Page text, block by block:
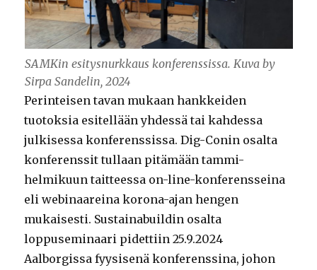
SAMKin esitysnurkkaus konferenssissa. Kuva by
Sirpa Sandelin, 2024
Perinteisen tavan mukaan hankkeiden
tuotoksia esitellään yhdessä tai kahdessa
julkisessa konferenssissa. Dig-Conin osalta
konferenssit tullaan pitämään tammi-
helmikuun taitteessa on-line-konferensseina
eli webinaareina korona-ajan hengen
mukaisesti. Sustainabuildin osalta
loppuseminaari pidettiin 25.9.2024
Aalborgissa fyysisenä konferenssina, johon